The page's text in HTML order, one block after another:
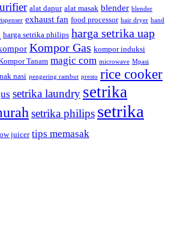
alat dapur alat masak blender blender
exhaust fan food processor hair dryer hand
harga setrika philips harga setrika uap
Kompor Gas kompor induksi
Tanam magic com microwave Mpasi
nasi pengering rambut presto rice cooker
setrika laundry setrika
setrika philips setrika
juicer tips memasak